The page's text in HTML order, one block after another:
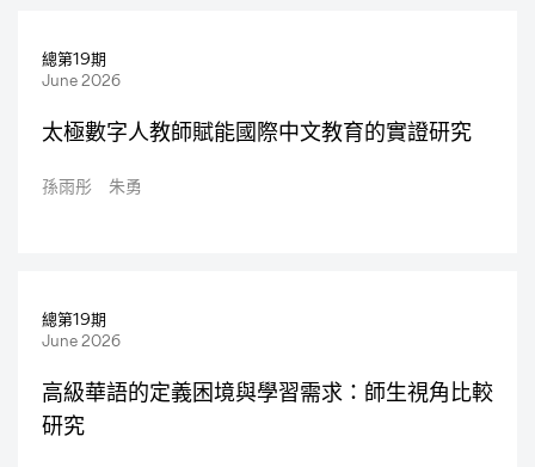
總第19期
June 2026
太極數字人教師賦能國際中文教育的實證研究
孫雨彤 朱勇
總第19期
June 2026
高級華語的定義困境與學習需求：師生視角比較
研究